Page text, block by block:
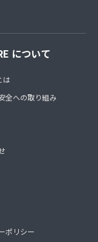
について
は
全への取り組み
ポリシー